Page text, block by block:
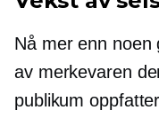
Nå mer enn noen
av merkevaren
publikum